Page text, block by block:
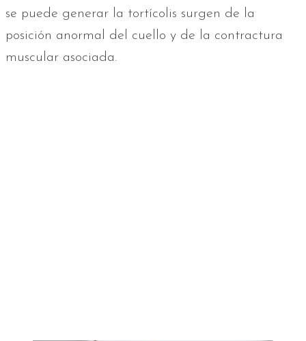
se puede generar la tortícolis surgen de la
posición anormal del cuello y de la contractura
muscular asociada.